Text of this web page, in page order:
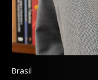
Brasil